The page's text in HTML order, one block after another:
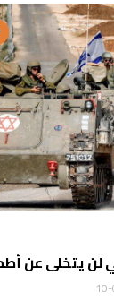
لن يتخلى عن